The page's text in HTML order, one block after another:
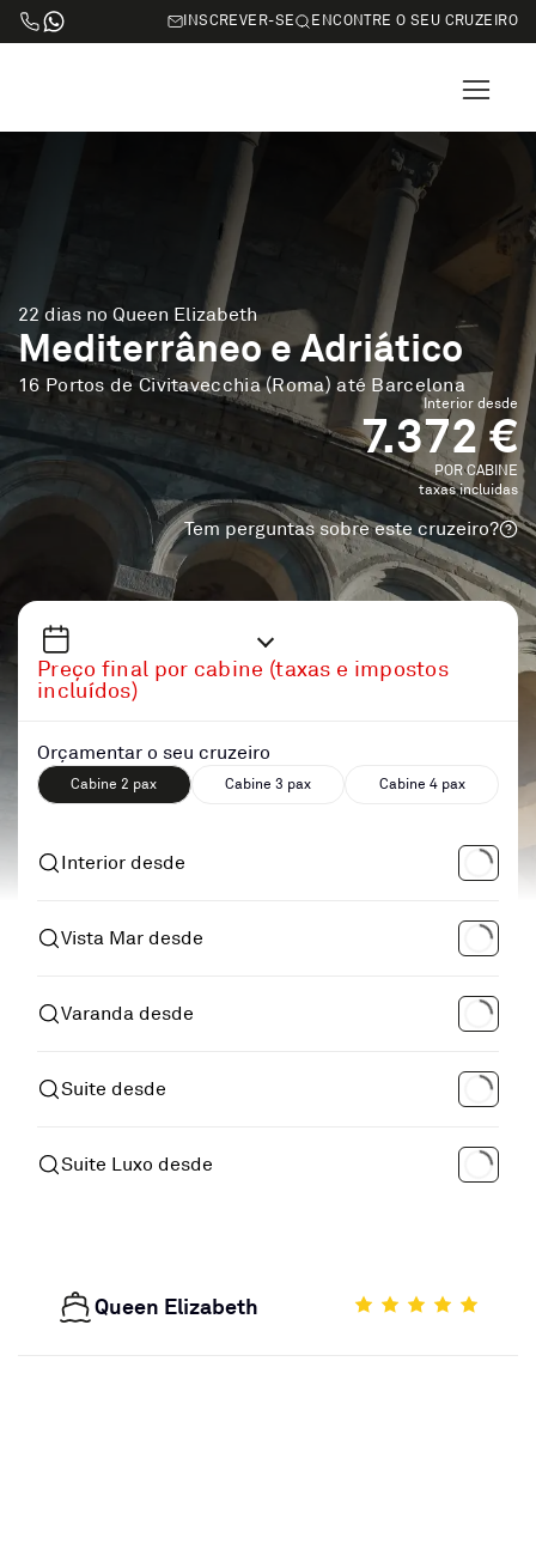
INSCREVER-SE ENCONTRE O SEU CRUZEIRO
22 dias no Queen Elizabeth
Mediterrâneo e Adriático
16 Portos de Civitavecchia (Roma) até Barcelona
Interior desde
7.372 €
POR CABINE
taxas incluidas
Tem perguntas sobre este cruzeiro?
Preço final por cabine (taxas e impostos
incluídos)
Orçamentar o seu cruzeiro
Cabine 2 pax Cabine 3 pax Cabine 4 pax
Interior desde
Vista Mar desde
Varanda desde
Suite desde
Suite Luxo desde
Queen Elizabeth